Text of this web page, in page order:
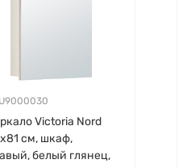
Victoria Nord
см, шкаф,
белый глянец,